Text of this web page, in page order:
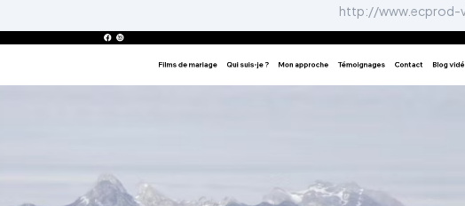
http://www.ecprod-